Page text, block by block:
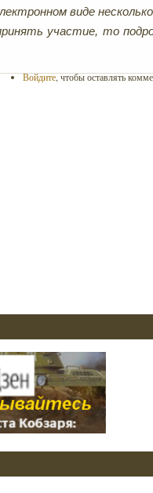
виде несколько
участие, то
Войдите, чтобы оставлять